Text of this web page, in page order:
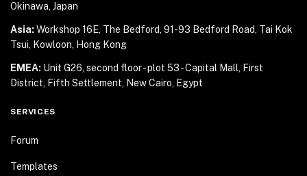
Okinawa, Japan
Asia: Workshop 16E, The Bedford, 91-93 Bedford Road, Tai Kok
Tsui, Kowloon, Hong Kong
EMEA: Unit G26, second floor - plot 53 - Capital Mall,
First
District, Fifth Settlement, New Cairo, Egypt
SERVICES
Forum
Templates